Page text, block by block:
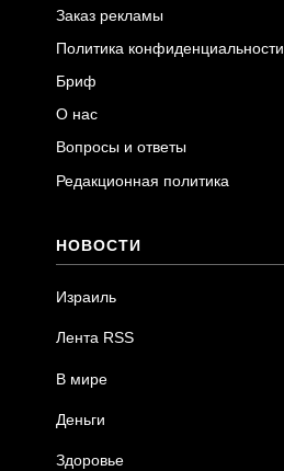
Заказ рекламы
Политика конфиденциальности
Бриф
О нас
Вопросы и ответы
Редакционная политика
НОВОСТИ
Израиль
Лента RSS
В мире
Деньги
Здоровье